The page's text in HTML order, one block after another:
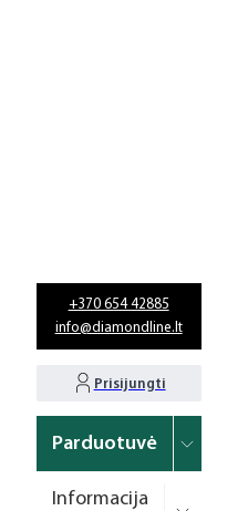
+370 654 42885
info@diamondline.lt
Prisijungti
Parduotuvė
Informacija